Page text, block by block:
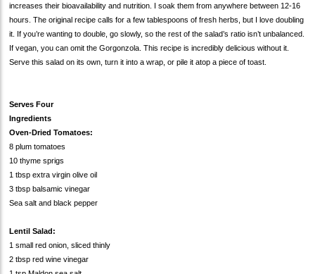
increases their bioavailability and nutrition. I soak them from anywhere between 12-16
hours. The original recipe calls for a few tablespoons of fresh herbs, but I love doubling
it. If you’re wanting to double, go slowly, so the rest of the salad’s ratio isn’t unbalanced.
If vegan, you can omit the Gorgonzola. This recipe is incredibly delicious without it.
Serve this salad on its own, turn it into a wrap, or pile it atop a piece of toast.
Serves Four
Ingredients
Oven-Dried Tomatoes:
8 plum tomatoes
10 thyme sprigs
1 tbsp extra virgin olive oil
3 tbsp balsamic vinegar
Sea salt and black pepper
Lentil Salad:
1 small red onion, sliced thinly
2 tbsp red wine vinegar